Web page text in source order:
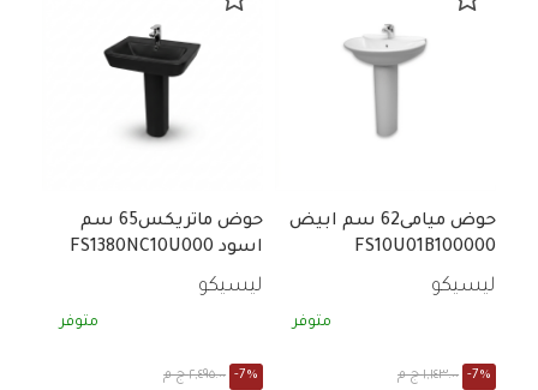
حوض ميامى62 سم ابيض
FS10U01B100000
ليسيكو
متوفر
١,١٤٣.٠٠ ج م -7%
حوض ماتريكس65 سم
اسود FS1380NC10U000
ليسيكو
متوفر
٢,٤٩٥.٠٠ ج م -7%